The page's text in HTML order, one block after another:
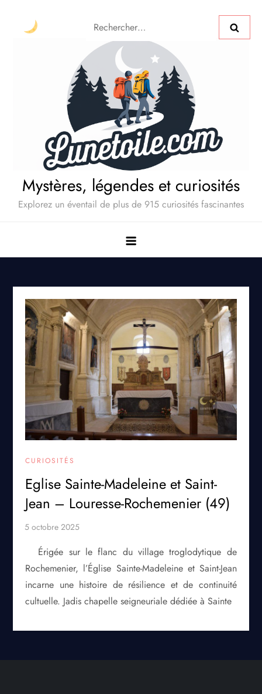
Mystères, légendes et curiosités
Explorez un éventail de plus de 915 curiosités fascinantes
CURIOSITÉS
Eglise Sainte-Madeleine et Saint-
Jean – Louresse-Rochemenier (49)
Érigée sur le flanc du village troglodytique de
Rochemenier, l’Église Sainte-Madeleine et Saint-Jean
incarne une histoire de résilience et de continuité
cultuelle. Jadis chapelle seigneuriale dédiée à Sainte